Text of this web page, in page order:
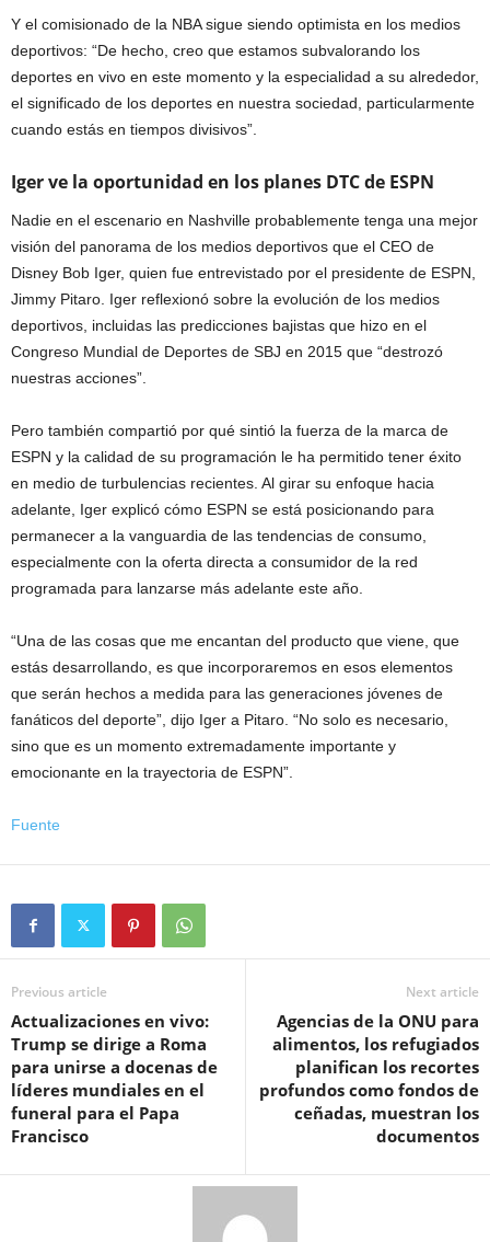
Y el comisionado de la NBA sigue siendo optimista en los medios
deportivos: “De hecho, creo que estamos subvalorando los
deportes en vivo en este momento y la especialidad a su alrededor,
el significado de los deportes en nuestra sociedad, particularmente
cuando estás en tiempos divisivos”.
Iger ve la oportunidad en los planes DTC de ESPN
Nadie en el escenario en Nashville probablemente tenga una mejor
visión del panorama de los medios deportivos que el CEO de
Disney Bob Iger, quien fue entrevistado por el presidente de ESPN,
Jimmy Pitaro. Iger reflexionó sobre la evolución de los medios
deportivos, incluidas las predicciones bajistas que hizo en el
Congreso Mundial de Deportes de SBJ en 2015 que “destrozó
nuestras acciones”.
Pero también compartió por qué sintió la fuerza de la marca de
ESPN y la calidad de su programación le ha permitido tener éxito
en medio de turbulencias recientes. Al girar su enfoque hacia
adelante, Iger explicó cómo ESPN se está posicionando para
permanecer a la vanguardia de las tendencias de consumo,
especialmente con la oferta directa a consumidor de la red
programada para lanzarse más adelante este año.
“Una de las cosas que me encantan del producto que viene, que
estás desarrollando, es que incorporaremos en esos elementos
que serán hechos a medida para las generaciones jóvenes de
fanáticos del deporte”, dijo Iger a Pitaro. “No solo es necesario,
sino que es un momento extremadamente importante y
emocionante en la trayectoria de ESPN”.
Fuente
Previous article
Actualizaciones en vivo:
Trump se dirige a Roma
para unirse a docenas de
líderes mundiales en el
funeral para el Papa
Francisco
Next article
Agencias de la ONU para
alimentos, los refugiados
planifican los recortes
profundos como fondos de
ceñadas, muestran los
documentos